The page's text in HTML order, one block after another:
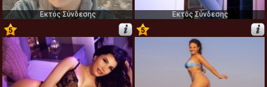
Εκτός Σύνδεσης
Εκτός Σύνδεσης
5
71
5